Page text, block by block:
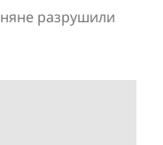
разрушили